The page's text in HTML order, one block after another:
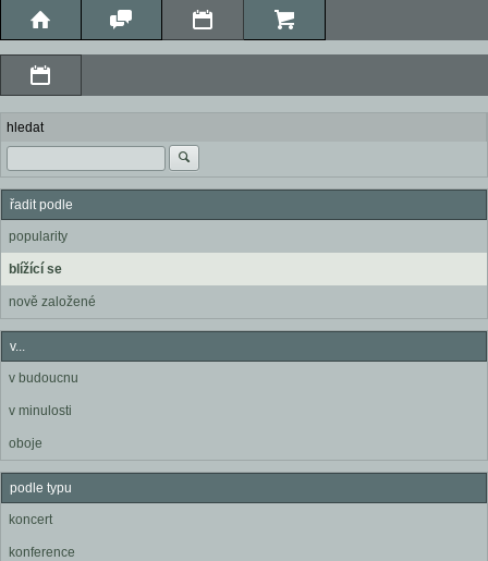
hledat
řadit podle
popularity
blížící se
nově založené
v...
v budoucnu
v minulosti
oboje
podle typu
koncert
konference